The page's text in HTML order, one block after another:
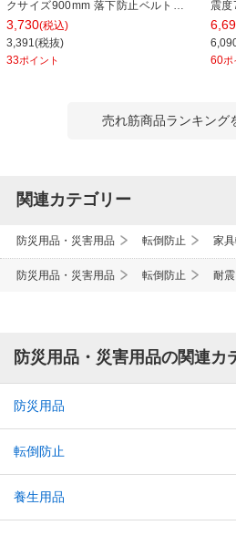
クサイズ900mm 落下防止ベルト
EGM-90 地震対策 耐震 防災 固定
3,730(税込)
3,391(税抜)
33ポイント
震
60ポ
売れ筋商品ランキング
関連カテゴリー
防災用品・災害用品 転倒防止 家
防災用品・災害用品 転倒防止 耐
防災用品・災害用品の関連カ
防災用品
転倒防止
養生用品